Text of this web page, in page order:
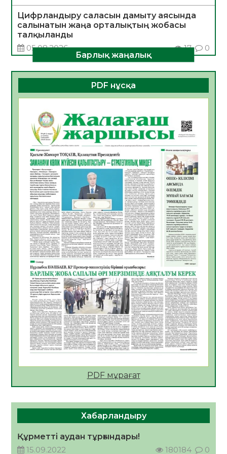
Цифрландыру саласын дамыту аясында
салынатын жаңа орталықтың жобасы
талқыланды
05.08.2026
17 0
құралдарының таныстырылымы өтті
05.08.2026
17 0
Қазақстандықтардың 72,3%-ы жаңа
Құрылтай үшін дауыс беруге дайын
05.08.2026
18
ӘРБІР ДАУЫС – ҚОҒАМ ДАМУЫНА
ҚОСЫЛҒАН ҮЛЕС
05.08.2026
25
ҚҰРЫЛТАЙ САЙЛАУЫ – БІРЛІК ПЕН
ЖАУАПКЕРШІЛІККЕ БАСТАЙТЫН ҚАДАМ
05.08.2026
23
Мектептен – Ұлттық ұлан сапына
04.08.2026
34
Үкіметтік емес ұйымдарға арналған
сыйлықақы конкурсына өтінім қабылдау
басталды
04.08.2026
38
Үкіметте Президенттің отандық тауарды
қолдау жөніндегі тапсырмаларының
жүзеге асырылу барысы қаралуда
Жазғы лагерьде оқушылармен
профилактикалық кездесу өтті
04.08.2026
46 0
Құрылтай: Қызылордада 1344 комиссия
мүшесінің білімі жетілдіріледі
04.08.2026
37 0
Барлық жаңалық
PDF нұсқа
PDF мұрағат
Хабарландыру
Құрметті аудан тұрғындары!
15.09.2022
180184
0